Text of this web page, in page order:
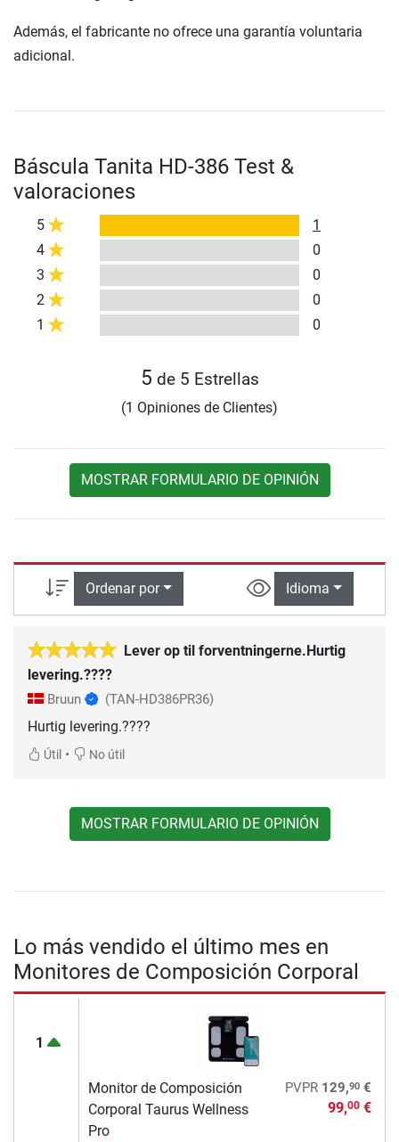
Además, el fabricante no ofrece una garantía voluntaria
adicional.
Báscula Tanita HD-386 Test &
valoraciones
5
1
4
0
3
0
2
0
1
0
5 de 5 Estrellas
(1 Opiniones de Clientes)
MOSTRAR FORMULARIO DE OPINIÓN
Ordenar por Idioma
Lever op til forventningerne.Hurtig
levering.????
Bruun (TAN-HD386PR36)
Hurtig levering.????
Útil • No útil
MOSTRAR FORMULARIO DE OPINIÓN
Lo más vendido el último mes en
Monitores de Composición Corporal
1
Monitor de Composición
Corporal Taurus Wellness
Pro
PVPR 129,90€
99,00€